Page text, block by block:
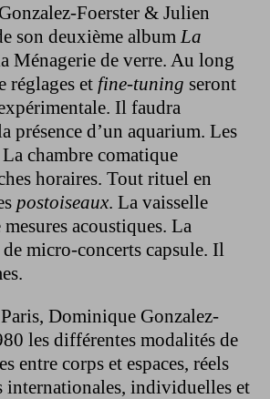
Foerster & Julien
son deuxième album La
Ménagerie de verre. Au long
réglages et fine-tuning seront
Il faudra
présence d’un aquarium. Les
chambre comatique
horaires. Tout rituel en
postoiseaux. La vaisselle
acoustiques. La
micro-concerts capsule. Il
Dominique Gonzalez-
les différentes modalités de
entre corps et espaces, réels
individuelles et